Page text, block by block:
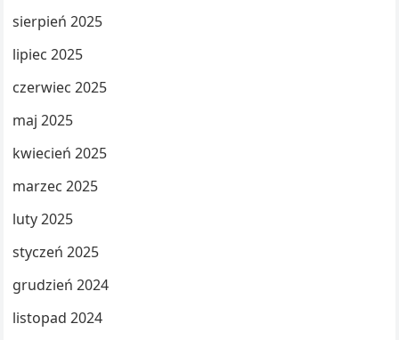
sierpień 2025
lipiec 2025
czerwiec 2025
maj 2025
kwiecień 2025
marzec 2025
luty 2025
styczeń 2025
grudzień 2024
listopad 2024